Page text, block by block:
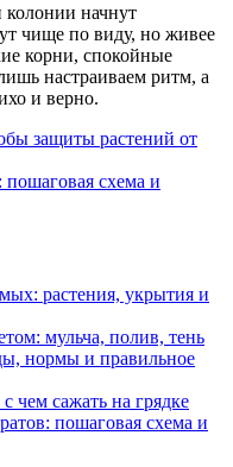
начнут
чище по виду, но живее
корни, спокойные
настраиваем ритм, а
и верно.
защиты растений от
схема и
растения, укрытия и
мульча, полив, тень
нормы и правильное
чем сажать на грядке
пошаговая схема и